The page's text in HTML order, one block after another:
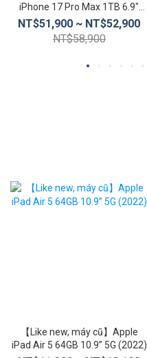
iPhone 17 Pro Max 1TB 6.9″
(5G)
NT$51,900 ~ NT$52,900
NT$58,900
【Like new, máy cũ】Apple
iPad Air 5 64GB 10.9” 5G (2022)